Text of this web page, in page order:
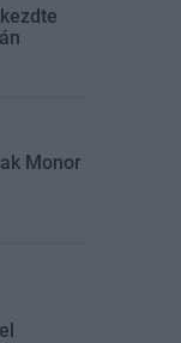
Monor